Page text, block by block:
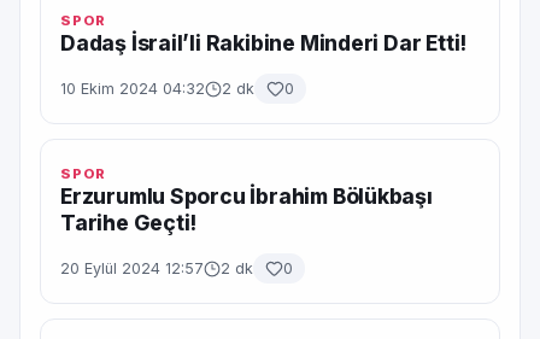
SPOR
Dadaş İsrail’li Rakibine Minderi Dar Etti!
10 Ekim 2024 04:32 2 dk 0
SPOR
Erzurumlu Sporcu İbrahim Bölükbaşı
Tarihe Geçti!
20 Eylül 2024 12:57 2 dk 0